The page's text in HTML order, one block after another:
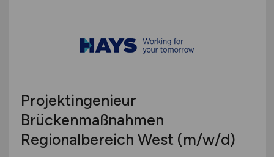
Projektingenieur
Brückenmaßnahmen
Regionalbereich West (m/w/d)